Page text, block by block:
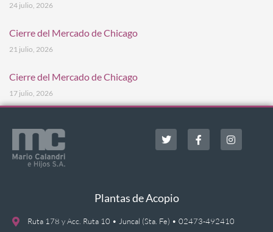
24 julio, 2026
Cierre del Mercado de Chicago
21 julio, 2026
Cierre del Mercado de Chicago
17 julio, 2026
Plantas de Acopio
Ruta 178 y Acc. Ruta 10 • Juncal (Sta. Fe) • 02473-492410